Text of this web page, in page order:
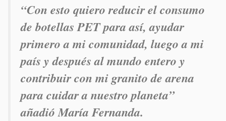
“Con esto quiero reducir el consumo
de botellas PET para así, ayudar
primero a mi comunidad, luego a mi
país y después al mundo entero y
contribuir con mi granito de arena
para cuidar a nuestro planeta”
añadió María Fernanda.